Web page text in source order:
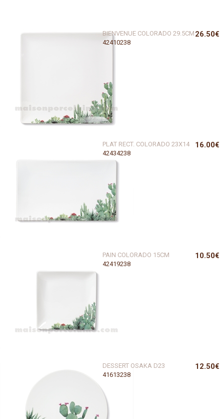
BIENVENUE COLORADO 29.5CM
42410238
26.50€
PLAT RECT. COLORADO 23X14
42434238
16.00€
PAIN COLORADO 15CM
42419238
10.50€
DESSERT OSAKA D23
41613238
12.50€